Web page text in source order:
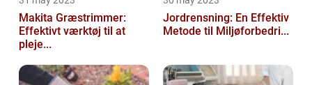
Makita Græstrimmer:
Effektivt værktøj til at
pleje...
Jordrensning: En Effektiv
Metode til Miljøforbedri...